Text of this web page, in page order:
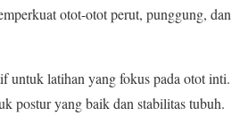
otot-otot perut, punggung, dan
untuk latihan yang fokus pada otot inti.
postur yang baik dan stabilitas tubuh.